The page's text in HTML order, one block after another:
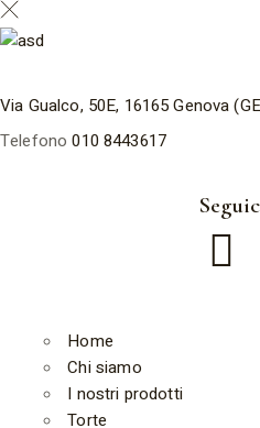
Via Gualco, 50E, 16165 Genova
Telefono010 8443617
Home
Chi siamo
I nostri prodotti
Torte